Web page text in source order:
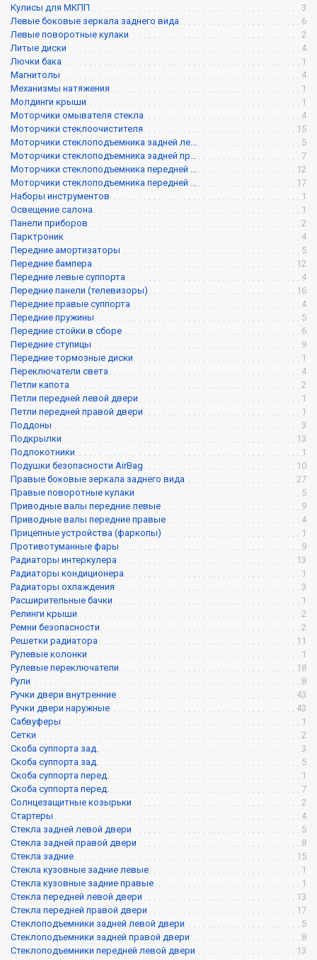
Кулисы для МКПП
3
Левые боковые зеркала заднего вида
6
Левые поворотные кулаки
2
Литые диски
4
Лючки бака
1
Магнитолы
4
Механизмы натяжения
1
Молдинги крыши
1
Моторчики омывателя стекла
4
Моторчики стеклоочистителя
15
Моторчики стеклоподъемника задней ле...
5
Моторчики стеклоподъемника задней пр...
7
Моторчики стеклоподъемника передней ...
12
Моторчики стеклоподъемника передней ...
17
Наборы инструментов
1
Освещение салона
1
Панели приборов
2
Парктроник
4
Передние амортизаторы
5
Передние бампера
12
Передние левые суппорта
4
Передние панели (телевизоры)
16
Передние правые суппорта
4
Передние пружины
5
Передние стойки в сборе
6
Передние ступицы
9
Передние тормозные диски
1
Переключатели света
4
Петли капота
2
Петли передней левой двери
1
Петли передней правой двери
1
Поддоны
3
Подкрылки
13
Подлокотники
1
Подушки безопасности AirBag
10
Правые боковые зеркала заднего вида
27
Правые поворотные кулаки
5
Приводные валы передние левые
9
Приводные валы передние правые
4
Прицепные устройства (фаркопы)
1
Противотуманные фары
9
Радиаторы интеркулера
13
Радиаторы кондиционера
1
Радиаторы охлаждения
3
Расширительные бачки
1
Релинги крыши
2
Ремни безопасности
2
Решетки радиатора
11
Рулевые колонки
1
Рулевые переключатели
18
Рули
8
Ручки двери внутренние
43
Ручки двери наружные
43
Сабвуферы
1
Сетки
2
Скоба суппорта зад.
3
Скоба суппорта зад.
5
Скоба суппорта перед.
1
Скоба суппорта перед.
7
Солнцезащитные козырьки
2
Стартеры
4
Стекла задней левой двери
5
Стекла задней правой двери
8
Стекла задние
15
Стекла кузовные задние левые
1
Стекла кузовные задние правые
1
Стекла передней левой двери
13
Стекла передней правой двери
17
Стеклоподъемники задней левой двери
5
Стеклоподъемники задней правой двери
8
Стеклоподъемники передней левой двери
13